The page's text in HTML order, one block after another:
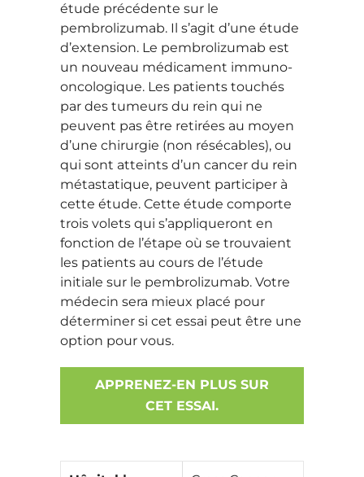
étude précédente sur le
pembrolizumab. Il s’agit d’une étude
d’extension. Le pembrolizumab est
un nouveau médicament immuno-
oncologique. Les patients touchés
par des tumeurs du rein qui ne
peuvent pas être retirées au moyen
d’une chirurgie (non résécables), ou
qui sont atteints d’un cancer du rein
métastatique, peuvent participer à
cette étude. Cette étude comporte
trois volets qui s’appliqueront en
fonction de l’étape où se trouvaient
les patients au cours de l’étude
initiale sur le pembrolizumab. Votre
médecin sera mieux placé pour
déterminer si cet essai peut être une
option pour vous.
APPRENEZ-EN PLUS SUR
CET ESSAI.